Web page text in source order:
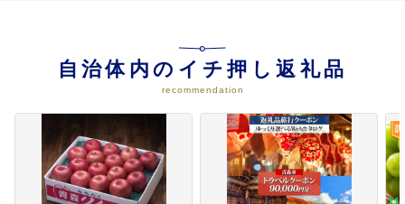
きできるための環境の構築など
動物愛護、健康寿命延伸、地域医
療などの事業
【病院】持続可能な医療提供体制
の推進など
自治体内のイチ押し返礼品
recommendation